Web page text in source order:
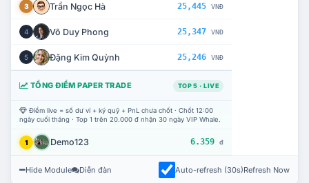
3 Trần Ngọc Hà 25,445 VNĐ
4 Võ Duy Phong 25,347 VNĐ
5 Đặng Kim Quỳnh 25,246 VNĐ
TỔNG ĐIỂM PAPER TRADE TOP 5 · LIVE
Điểm live = số dư ví + ký quỹ + PnL chưa chốt · Chốt 12:00
ngày cuối tháng · Top 1 trên 20.000 đ nhận 30 ngày VIP Whale.
1 Demo123 6.359 đ
Hide Module Diễn đàn Auto-refresh (30s)Refresh Now